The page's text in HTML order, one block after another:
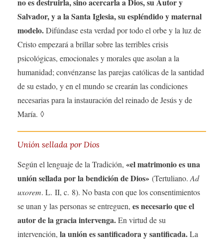
Salvador, y a la Santa Iglesia, su espléndido y maternal
modelo.Difúndase esta verdad por todo el orbe y la luz de
Cristo empezará a brillar sobre las terribles crisis
psicológicas, emocionales y morales que asolan a la
humanidad; convénzanse las parejas católicas de la santidad
de su estado, y en el mundo se crearán las condiciones
necesarias para la instauración del reinado de Jesús y de
María. ◊
Unión sellada por Dios
Según el lenguaje de la Tradición, «el matrimonio es una
unión sellada por la bendición de Dios»(Tertuliano. Ad
uxorem. L. II, c. 8). No basta con que los consentimientos
se unan y las personas se entreguen, es necesario que el
autor de la gracia intervenga.En virtud de su
intervención, la unión es santificadora y santificada.La